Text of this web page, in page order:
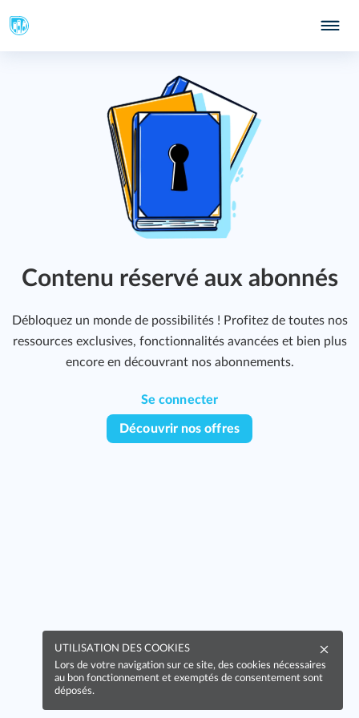
Contenu réservé aux abonnés
Débloquez un monde de possibilités ! Profitez de toutes nos
ressources exclusives, fonctionnalités avancées et bien plus
encore en découvrant nos abonnements.
Se connecter
Découvrir nos offres
UTILISATION DES COOKIES
Lors de votre navigation sur ce site, des cookies nécessaires
au bon fonctionnement et exemptés de consentement sont
déposés.